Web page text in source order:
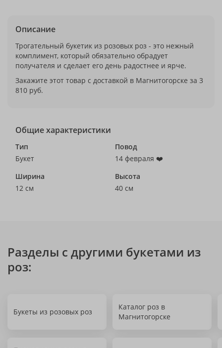
Описание
Трогательный букетик из розовых роз - это нежный
комплимент, который обязательно обрадует
получателя и сделает его день радостнее и ярче.
Закажите этот товар с доставкой в Магнитогорске за 3
810 руб.
Общие характеристики
Тип
Букет
Повод
14 февраля ❤️
Ширина
12 см
Высота
40 см
Разделы с другими букетами из
роз:
Букеты из розовых роз
Каталог роз в
Магнитогорске